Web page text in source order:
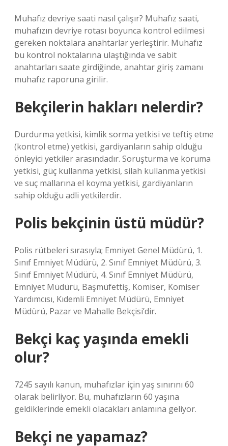
Muhafız devriye saati nasıl çalışır? Muhafız saati,
muhafızın devriye rotası boyunca kontrol edilmesi
gereken noktalara anahtarlar yerleştirir. Muhafız
bu kontrol noktalarına ulaştığında ve sabit
anahtarları saate girdiğinde, anahtar giriş zamanı
muhafız raporuna girilir.
Bekçilerin hakları nelerdir?
Durdurma yetkisi, kimlik sorma yetkisi ve teftiş etme
(kontrol etme) yetkisi, gardiyanların sahip olduğu
önleyici yetkiler arasındadır. Soruşturma ve koruma
yetkisi, güç kullanma yetkisi, silah kullanma yetkisi
ve suç mallarına el koyma yetkisi, gardiyanların
sahip olduğu adli yetkilerdir.
Polis bekçinin üstü müdür?
Polis rütbeleri sırasıyla; Emniyet Genel Müdürü, 1.
Sınıf Emniyet Müdürü, 2. Sınıf Emniyet Müdürü, 3.
Sınıf Emniyet Müdürü, 4. Sınıf Emniyet Müdürü,
Emniyet Müdürü, Başmüfettiş, Komiser, Komiser
Yardımcısı, Kıdemli Emniyet Müdürü, Emniyet
Müdürü, Pazar ve Mahalle Bekçisi’dir.
Bekçi kaç yaşında emekli
olur?
7245 sayılı kanun, muhafızlar için yaş sınırını 60
olarak belirliyor. Bu, muhafızların 60 yaşına
geldiklerinde emekli olacakları anlamına geliyor.
Bekçi ne yapamaz?